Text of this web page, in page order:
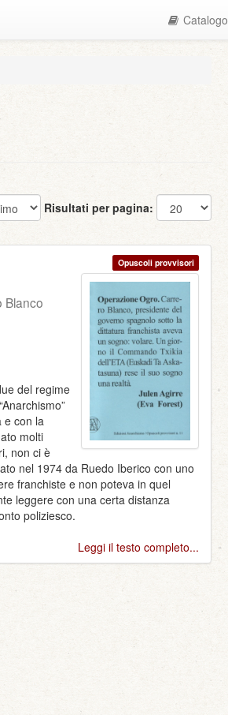
Catalogo
Risultati per pagina:
Opuscoli provvisori
Blanco
del regime
e con la
molti
non ci è
nel 1974 da Ruedo Iberico con uno
franchiste e non poteva in quel
leggere con una certa distanza
poliziesco.
Leggi il testo completo...